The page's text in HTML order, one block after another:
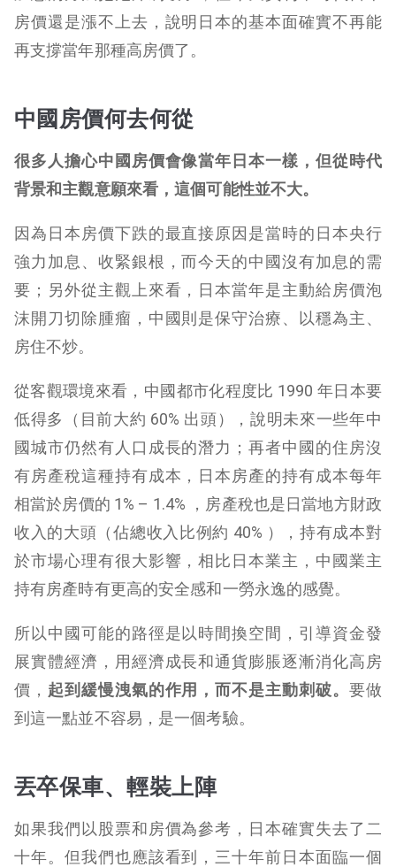
房價還是漲不上去，說明日本的基本面確實不再能
再支撐當年那種高房價了。
中國房價何去何從
很多人擔心中國房價會像當年日本一樣，但從時代
背景和主觀意願來看，這個可能性並不大。
因為日本房價下跌的最直接原因是當時的日本央行
強力加息、收緊銀根，而今天的中國沒有加息的需
要；另外從主觀上來看，日本當年是主動給房價泡
沫開刀切除腫瘤，中國則是保守治療、以穩為主、
房住不炒。
從客觀環境來看，中國都市化程度比 1990 年日本要
低得多（目前大約 60% 出頭），說明未來一些年中
國城市仍然有人口成長的潛力；再者中國的住房沒
有房產稅這種持有成本，日本房產的持有成本每年
相當於房價的 1% – 1.4% ，房產稅也是日當地方財政
收入的大頭（佔總收入比例約 40% ），持有成本對
於市場心理有很大影響，相比日本業主，中國業主
持有房產時有更高的安全感和一勞永逸的感覺。
所以中國可能的路徑是以時間換空間，引導資金發
展實體經濟，用經濟成長和通貨膨脹逐漸消化高房
價， 起到緩慢洩氣的作用，而不是主動刺破。 要做
到這一點並不容易，是一個考驗。
丟卒保車、輕裝上陣
如果我們以股票和房價為參考，日本確實失去了二
十年。但我們也應該看到，三十年前日本面臨一個